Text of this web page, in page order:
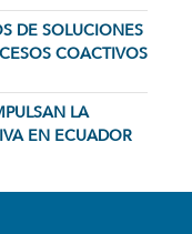
DE SOLUCIONES
COACTIVOS
LA
EN ECUADOR